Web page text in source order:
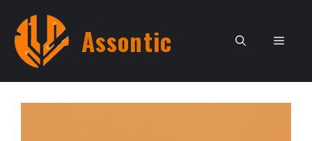
contenu
Assontic Menu